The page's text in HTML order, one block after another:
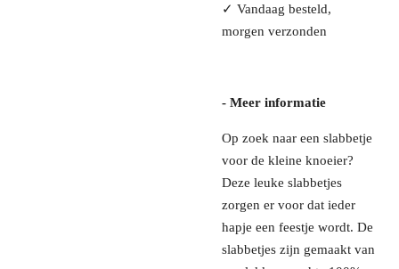
✓ Vandaag besteld,
morgen verzonden
- Meer informatie
Op zoek naar een slabbetje
voor de kleine knoeier?
Deze leuke slabbetjes
zorgen er voor dat ieder
hapje een feestje wordt. De
slabbetjes zijn gemaakt van